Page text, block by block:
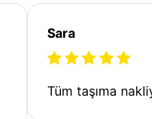
Sara
Tüm taşıma